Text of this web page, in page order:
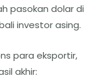
pasokan dolar di
investor asing.
para eksportir,
akhir: